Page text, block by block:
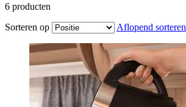
6 producten
Sorteren op
Aflopend sorteren